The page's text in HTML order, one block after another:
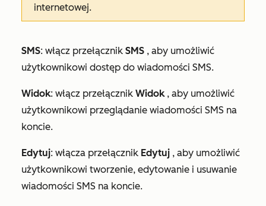
internetowej.
SMS: włącz przełącznik SMS , aby umożliwić
użytkownikowi dostęp do wiadomości SMS.
Widok: włącz przełącznik Widok, aby umożliwić
użytkownikowi przeglądanie wiadomości SMS na
koncie.
Edytuj: włącza przełącznik Edytuj , aby umożliwić
użytkownikowi tworzenie, edytowanie i usuwanie
wiadomości SMS na koncie.